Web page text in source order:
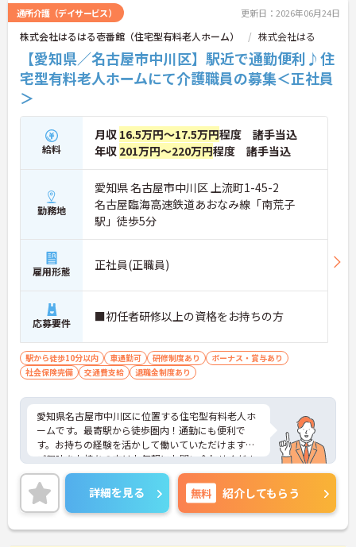
談で不安を解消できるフォロー体制もあり、介護福
祉士の資格取得やサ責や管理者への着実なキャリア
アップを目指す有資格者の方に推奨できる環境で
す。
★おすすめPOINT★
しないため、生活リズムを整えながら健康的に働き
続けることができます
により、先々の予定が立てやすくプライベートの時
間をしっかりと確保できる環境です
【専門資格を活かした収入アップと明確なキャリア
形成が期待できます】
・資格手当が支給されるほか、年2回の評価面談で
個人の頑張りが給与に還元される仕組みが整ってい
ます
・サービス提供責任者や管理者へのキャリアアップ
も目指せます
スを軽減できます】
・記録票の提出やシフト確認をすべてスマートフォ
ンで行えるため、手書きの書類作成や事業所への移
動の手間が省けケア業務に集中できます
・定期的な面談を通じて上司がフォローする体制が
あり、訪問介護でありながら孤立することなくチー
ムの支援を受けながら業務に取り組めます
通所介護（デイサービス） 更新日：2026年06月24日
株式会社はるはる壱番館（住宅型有料老人ホーム） 株式会社はる
【愛知県／名古屋市中川区】駅近で通勤便利♪住
宅型有料老人ホームにて介護職員の募集＜正社員
＞
給料
月収 16.5万円～17.5万円程度 諸手当込
年収 201万円～220万円程度 諸手当込
勤務地
愛知県 名古屋市中川区 上流町1-45-2
名古屋臨海高速鉄道あおなみ線「南荒子
駅」徒歩5分
雇用形態 正社員(正職員)
応募要件 ■初任者研修以上の資格をお持ちの方
駅から徒歩10分以内 車通勤可 研修制度あり
ボーナス・賞与あり
社会保険完備
交通費支給 退職金制度あり
愛知県名古屋市中川区に位置する住宅型有料老人ホ
ームです。最寄駅から徒歩圏内！通勤にも便利で
す。お持ちの経験を活かして働いていただけます。
ご興味をお持ちの方はお気軽にお問い合わせくださ
い。
詳細を見る 無料 紹介してもらう